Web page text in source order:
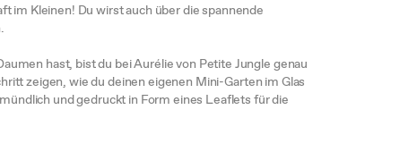
im Kleinen! Du wirst auch über die spannende
hast, bist du bei Aurélie von Petite Jungle genau
zeigen, wie du deinen eigenen Mini-Garten im Glas
und gedruckt in Form eines Leaflets für die